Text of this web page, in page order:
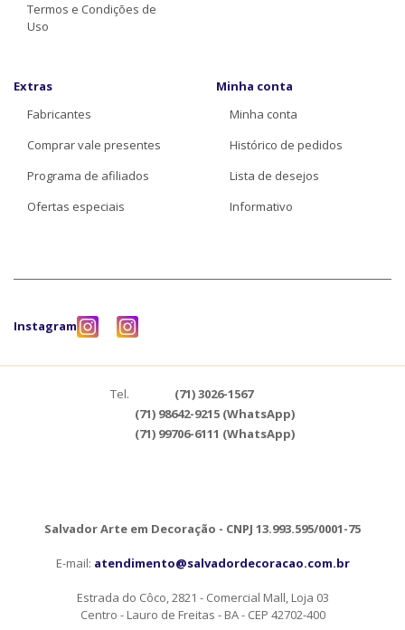
Termos e Condições de
Uso
Extras
Fabricantes
Comprar vale presentes
Programa de afiliados
Ofertas especiais
Minha conta
Minha conta
Histórico de pedidos
Lista de desejos
Informativo
Instagram
Tel.
(71) 3026-1567
(71) 98642-9215 (WhatsApp)
(71) 99706-6111 (WhatsApp)
Salvador Arte em Decoração - CNPJ 13.993.595/0001-75
E-mail: atendimento@salvadordecoracao.com.br
Estrada do Côco, 2821 - Comercial Mall, Loja 03
Centro - Lauro de Freitas - BA - CEP 42702-400